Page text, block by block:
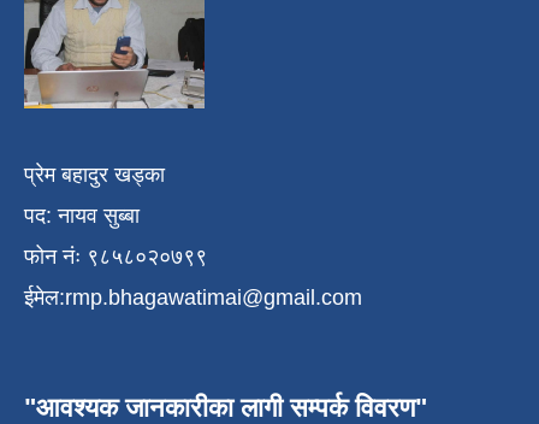
प्रेम बहादुर खड्का
पद: नायव सुब्बा
फोन नंः ९८५८०२०७९९
ईमेल:rmp.bhagawatimai@gmail.com
"आवश्यक जानकारीका लागी सम्पर्क विवरण"